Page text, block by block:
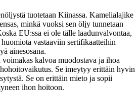
tuotetaan Kiinassa. Kamelialajike
minkä vuoksi sen öljy tunnetaan
EU:ssa ei ole tälle laadunvalvontaa,
vastaaviin sertifikaatteihin
ainesosana.
kalvoa muodostava ja ihoa
Se imeytyy erittäin hyvin
Se on erittäin mieto ja sopii
ihon hoitoon.